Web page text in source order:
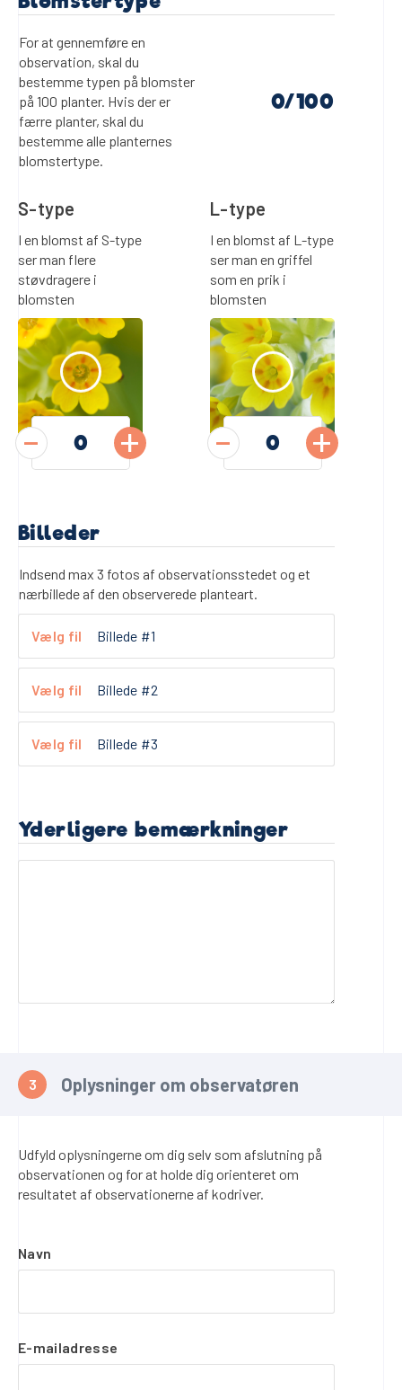
For at gennemføre en
observation, skal du
bestemme typen på blomster
på 100 planter. Hvis der er
færre planter, skal du
bestemme alle planternes
blomstertype.
0
S-type
- +
L-type
- +
Billeder
Indsend max 3 fotos af observationsstedet og et
nærbillede af den observerede planteart.
Billede #1
Billede #2
Billede #3
Yderligere bemærkninger
Oplysninger om observatøren
Udfyld oplysningerne om dig selv som afslutning på
observationen og for at holde dig orienteret om
resultatet af observationerne af kodriver.
Navn
E-mailadresse